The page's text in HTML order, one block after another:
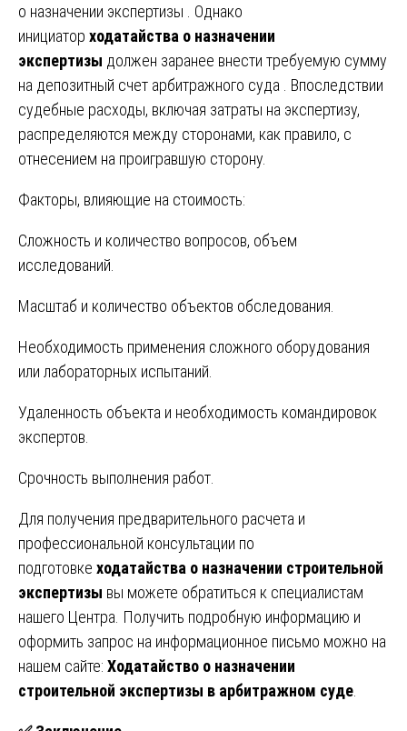
о назначении экспертизы . Однако
инициатор ходатайства о назначении
экспертизы должен заранее внести требуемую сумму
на депозитный счет арбитражного суда . Впоследствии
судебные расходы, включая затраты на экспертизу,
распределяются между сторонами, как правило, с
отнесением на проигравшую сторону.
Факторы, влияющие на стоимость:
Сложность и количество вопросов, объем
исследований.
Масштаб и количество объектов обследования.
Необходимость применения сложного оборудования
или лабораторных испытаний.
Удаленность объекта и необходимость командировок
экспертов.
Срочность выполнения работ.
Для получения предварительного расчета и
профессиональной консультации по
подготовке ходатайства о назначении строительной
экспертизы вы можете обратиться к специалистам
нашего Центра. Получить подробную информацию и
оформить запрос на информационное письмо можно на
нашем сайте: Ходатайство о назначении
строительной экспертизы в арбитражном суде